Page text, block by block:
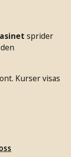
sprider
Kurser visas